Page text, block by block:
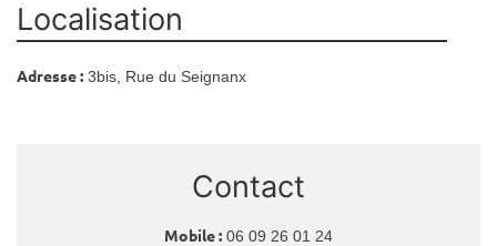
Localisation
Adresse : 3bis, Rue du Seignanx
Contact
Mobile : 06 09 26 01 24